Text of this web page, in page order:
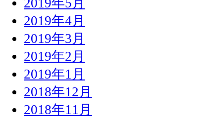
2019年4月
2019年3月
2019年2月
2019年1月
2018年12月
2018年11月